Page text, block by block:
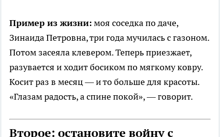
Пример из жизни: моя соседка по даче,
Зинаида Петровна, три года мучилась с газоном.
Потом засеяла клевером. Теперь приезжает,
разувается и ходит босиком по мягкому ковру.
Косит раз в месяц — и то больше для красоты.
«Глазам радость, а спине покой», — говорит.
Второе: остановите войну с